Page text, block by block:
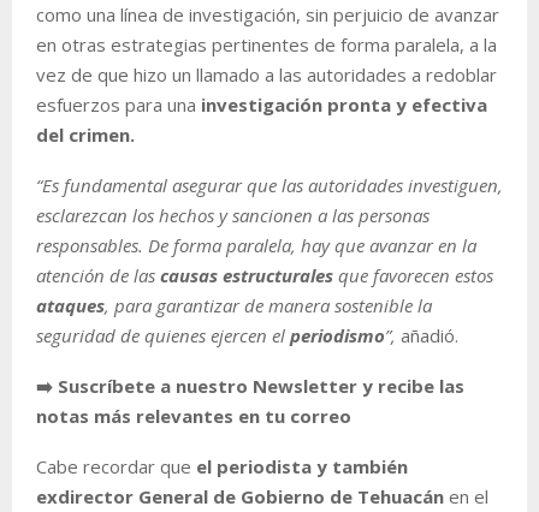
como una línea de investigación, sin perjuicio de avanzar
en otras estrategias pertinentes de forma paralela, a la
vez de que hizo un llamado a las autoridades a redoblar
esfuerzos para una investigación pronta y efectiva
del crimen.
“Es fundamental asegurar que las autoridades investiguen,
esclarezcan los hechos y sancionen a las personas
responsables. De forma paralela, hay que avanzar en la
atención de las causas estructurales que favorecen estos
ataques, para garantizar de manera sostenible la
seguridad de quienes ejercen el periodismo”, añadió.
➡️ Suscríbete a nuestro Newsletter y recibe las
notas más relevantes en tu correo
Cabe recordar que el periodista y también
exdirector General de Gobierno de Tehuacán en el